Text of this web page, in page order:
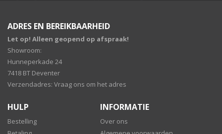
ADRES EN BEREIKBAARHEID
Let op! Alleen geopend op afspraak!
Showroom:
Hunneperkade 24
7418 BT Deventer
Verzendadres: Vraag ons om het adres
HULP
Bestelling
INFORMATIE
Over ons